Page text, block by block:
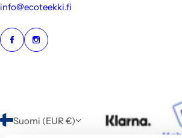
info@ecoteekki.fi
Suomi (EUR €)